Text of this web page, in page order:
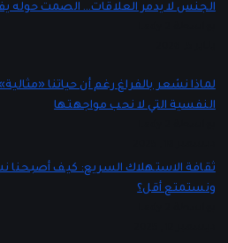
الجنس لا يدمر العلاقات… الصمت حوله
لماذا نشعر بالفراغ رغم أن حياتنا
النفسية التي لا نحب مواجهتها
ثقافة الاستهلاك السريع: كيف أصبحنا
ونستمتع أقل؟